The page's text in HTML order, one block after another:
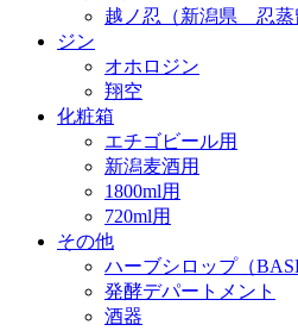
越ノ忍（新潟県 忍蒸
ジン
オホロジン
翔空
化粧箱
エチゴビール用
新潟麦酒用
1800ml用
720ml用
その他
ハーブシロップ（
発酵デパートメント
酒器